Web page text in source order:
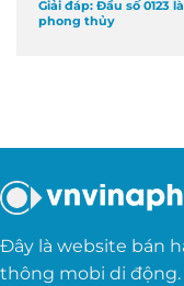
Giải đáp: Đầu số 0123
phong thủy
Đây là website bán
thông mobi di động.